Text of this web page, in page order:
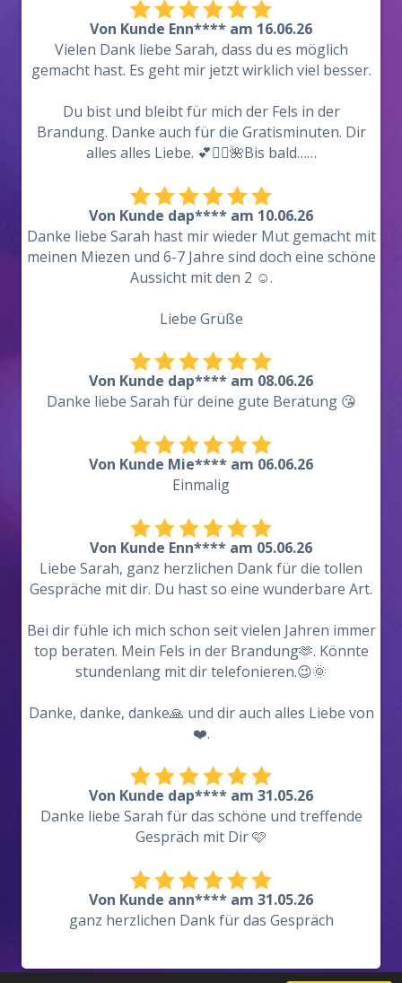
Von Kunde Enn**** am 16.06.26
Vielen Dank liebe Sarah, dass du es möglich
gemacht hast. Es geht mir jetzt wirklich viel besser.
Du bist und bleibt für mich der Fels in der
Brandung. Danke auch für die Gratisminuten. Dir
alles alles Liebe. 💕💁‍♀️🌺Bis bald……
Von Kunde dap**** am 10.06.26
Danke liebe Sarah hast mir wieder Mut gemacht mit
meinen Miezen und 6-7 Jahre sind doch eine schöne
Aussicht mit den 2 ☺️.
Liebe Grüße
Von Kunde dap**** am 08.06.26
Danke liebe Sarah für deine gute Beratung 😘
Von Kunde Mie**** am 06.06.26
Einmalig
Von Kunde Enn**** am 05.06.26
Liebe Sarah, ganz herzlichen Dank für die tollen
Gespräche mit dir. Du hast so eine wunderbare Art.
Bei dir fühle ich mich schon seit vielen Jahren immer
top beraten. Mein Fels in der Brandung🫶. Könnte
stundenlang mit dir telefonieren.😉🌞
Danke, danke, danke🙏 und dir auch alles Liebe von
❤️.
Von Kunde dap**** am 31.05.26
Danke liebe Sarah für das schöne und treffende
Gespräch mit Dir 🩷
Von Kunde ann**** am 31.05.26
ganz herzlichen Dank für das Gespräch